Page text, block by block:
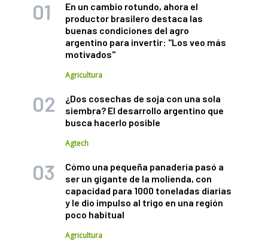
En un cambio rotundo, ahora el
productor brasilero destaca las
buenas condiciones del agro
argentino para invertir: "Los veo más
motivados"
Agricultura
¿Dos cosechas de soja con una sola
siembra? El desarrollo argentino que
busca hacerlo posible
Agtech
Cómo una pequeña panadería pasó a
ser un gigante de la molienda, con
capacidad para 1000 toneladas diarias
y le dio impulso al trigo en una región
poco habitual
Agricultura